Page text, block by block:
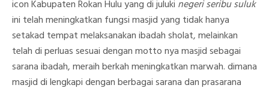
icon Kabupaten Rokan Hulu yang di juluki negeri seribu suluk
ini telah meningkatkan fungsi masjid yang tidak hanya
setakad tempat melaksanakan ibadah sholat, melainkan
telah di perluas sesuai dengan motto nya masjid sebagai
sarana ibadah, meraih berkah meningkatkan marwah. dimana
masjid di lengkapi dengan berbagai sarana dan prasarana